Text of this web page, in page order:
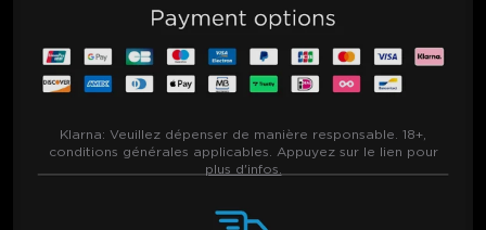
Klarna: Veuillez dépenser de manière responsable. 18+,
conditions générales applicables. Appuyez sur le lien pour
plus d'infos.